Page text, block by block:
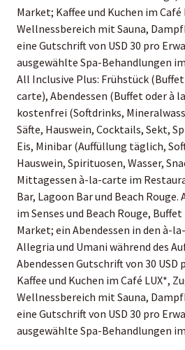
Market; Kaffee und Kuchen im Café
Wellnessbereich mit Sauna,
eine Gutschrift von USD 30 pro
ausgewählte Spa-Behandlungen im
All Inclusive Plus: Frühstück
carte), Abendessen (Buffet oder à
kostenfrei (Softdrinks,
Säfte, Hauswein, Cocktails, Sekt,
Eis, Minibar (Auffüllung täglich,
Hauswein, Spirituosen, Wasser,
Mittagessen à-la-carte im
Bar, Lagoon Bar und Beach
im Senses und Beach Rouge,
Market; ein Abendessen in den à-
Allegria und Umani während des
Abendessen Gutschrift von 30 USD
Kaffee und Kuchen im Café LUX*,
Wellnessbereich mit Sauna,
eine Gutschrift von USD 30 pro
ausgewählte Spa-Behandlungen im